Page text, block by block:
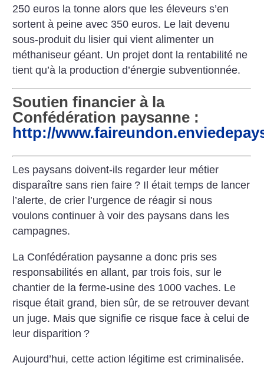
250 euros la tonne alors que les éleveurs s’en
sortent à peine avec 350 euros. Le lait devenu
sous-produit du lisier qui vient alimenter un
méthaniseur géant. Un projet dont la rentabilité ne
tient qu’à la production d’énergie subventionnée.
Soutien financier à la
Confédération paysanne :
http://
Les paysans doivent-ils regarder leur métier
disparaître sans rien faire ? Il était temps de lancer
l’alerte, de crier l’urgence de réagir si nous
voulons continuer à voir des paysans dans les
campagnes.
La Confédération paysanne a donc pris ses
responsabilités en allant, par trois fois, sur le
chantier de la ferme-usine des 1000 vaches. Le
risque était grand, bien sûr, de se retrouver devant
un juge. Mais que signifie ce risque face à celui de
leur disparition ?
Aujourd’hui, cette action légitime est criminalisée.